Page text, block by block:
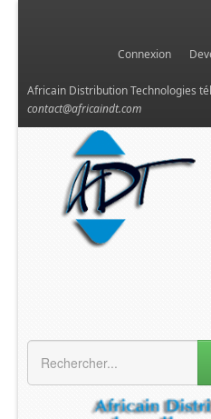
Connexion
Africain Distribution Technologies
contact@africaindt.com
MENU GÉNÉRAL